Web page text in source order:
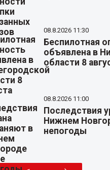
08.8.2026 11:30
Беспилотная
объявлена в
области 8
08.8.2026 11:00
Последствия
Нижнем
непогоды